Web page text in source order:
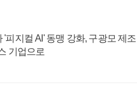
지컬 AI' 동맹 강화, 구광모 제조
기업으로